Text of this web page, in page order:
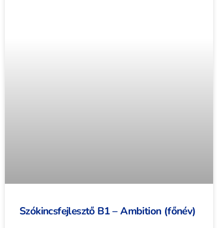
Szókincsfejlesztő B1 – Ambition (főnév)